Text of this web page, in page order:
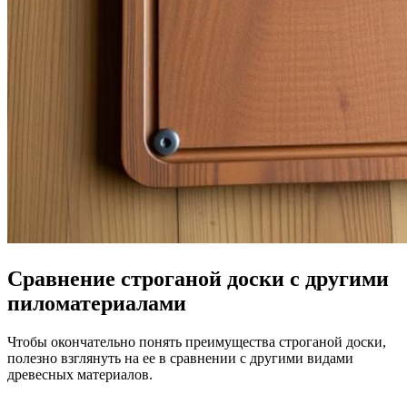
Сравнение строганой доски с другими
пиломатериалами
Чтобы окончательно понять преимущества строганой доски,
полезно взглянуть на ее в сравнении с другими видами
древесных материалов.